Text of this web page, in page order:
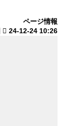
ページ情報
24-12-24 10:26